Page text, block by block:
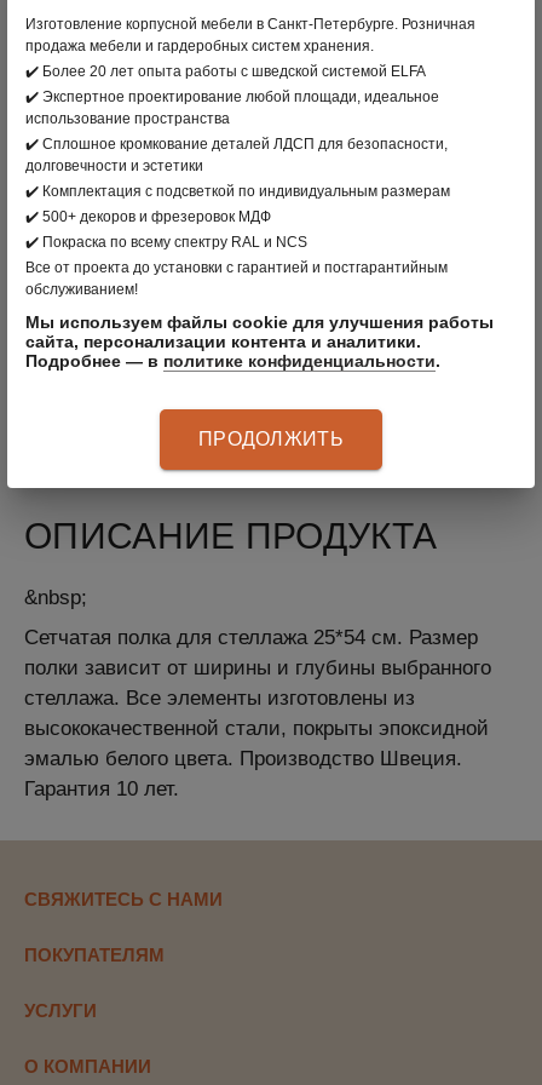
ПРОИЗВОДИТЕЛЬ:ELFA, ШВЕЦИЯ
ЦВЕТ: БЕЛЫЙ
МАТЕРИАЛ: СТАЛЬ
АРТИКУЛ:125010
&nbsp;
Сетчатая полка для стеллажа 25*54 см. Размер
стеллажа. Все элементы изготовлены из
высококачественной стали, покрыты эпоксидной
ОПИСАНИЕ ПРОДУКТА
&nbsp;
Сетчатая полка для стеллажа 25*54 см. Размер
полки зависит от ширины и глубины выбранного
стеллажа. Все элементы изготовлены из
высококачественной стали, покрыты эпоксидной
эмалью белого цвета. Производство Швеция.
Гарантия 10 лет.
СВЯЖИТЕСЬ С НАМИ
ПОКУПАТЕЛЯМ
УСЛУГИ
О КОМПАНИИ
Изготовление корпусной мебели в Санкт-Петербурге. Розничная
продажа мебели и гардеробных систем хранения.
✔️ Более 20 лет опыта работы с шведской системой ELFA
✔️ Экспертное проектирование любой площади, идеальное
использование пространства
✔️ Сплошное кромкование деталей ЛДСП для безопасности,
долговечности и эстетики
✔️ Комплектация с подсветкой по индивидуальным размерам
✔️ 500+ декоров и фрезеровок МДФ
✔️ Покраска по всему спектру RAL и NCS
Все от проекта до установки с гарантией и постгарантийным
обслуживанием!
Мы используем файлы cookie для улучшения работы
сайта, персонализации контента и аналитики.
Подробнее — в политике конфиденциальности.
ПРОДОЛЖИТЬ